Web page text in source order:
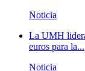
Noticia
La UMH
euros para la...
Noticia